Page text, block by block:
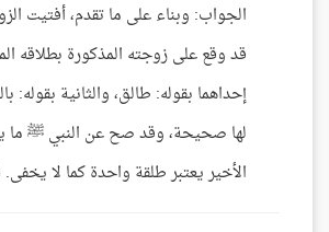
الجواب: وبناء على ما تقدم، أفتيت
قد وقع على زوجته المذكورة بطلاقه
إحداهما بقوله: طالق، والثانية بقوله:
لها صحيحة، وقد صح عن النبي ﷺ ما
الأخير يعتبر طلقة واحدة كما لا